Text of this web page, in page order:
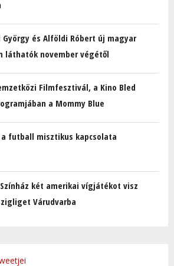
György és Alföldi Róbert új magyar
láthatók november végétől
Filmfesztivál, a Kino Bled
a Mommy Blue
a futball misztikus kapcsolata
két amerikai vígjátékot visz
Várudvarba